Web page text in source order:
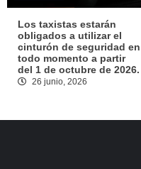
Los taxistas estarán
obligados a utilizar el
cinturón de seguridad en
todo momento a partir
del 1 de octubre de 2026.
26 junio, 2026